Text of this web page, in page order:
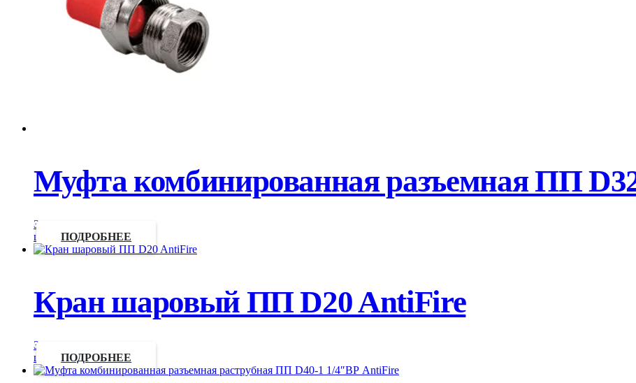
Муфта комбинированная разъемная ПП
Запросить
цену
ПОДРОБНЕЕ
Кран шаровый ПП D20 AntiFire
Запросить
цену
ПОДРОБНЕЕ